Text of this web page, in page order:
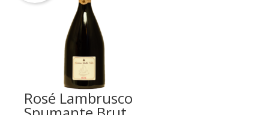
Rosé Lambrusco